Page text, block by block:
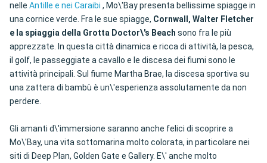
nelle Antille e nei Caraibi , Mo\'Bay presenta bellissime spiagge in
una cornice verde. Fra le sue spiagge, Cornwall, Walter Fletcher
e la spiaggia della Grotta Doctor\'s Beach sono fra le più
apprezzate. In questa città dinamica e ricca di attività, la pesca,
il golf, le passeggiate a cavallo e le discesa dei fiumi sono le
attività principali. Sul fiume Martha Brae, la discesa sportiva su
una zattera di bambù è un\'esperienza assolutamente da non
perdere.
Gli amanti d\'immersione saranno anche felici di scoprire a
Mo\'Bay, una vita sottomarina molto colorata, in particolare nei
siti di Deep Plan, Golden Gate e Gallery. E\' anche molto